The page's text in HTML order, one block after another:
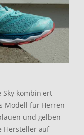
Sky kombiniert
Modell für Herren
und gelben
Hersteller auf